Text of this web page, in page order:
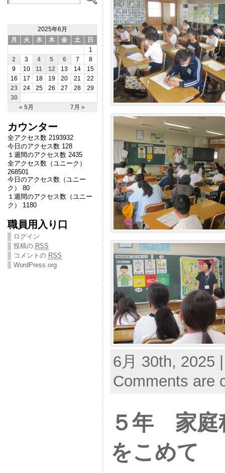
2025年6月
月
火 水 木 金 土 日
« 5月 7月 »
1
2
3 4 5 6 7
8
9
10 11 12 13 14
15
16
17 18 19 20 21
22
23
24 25 26 27 28
29
30
カウンター
全アクセス数 2193932
今日のアクセス数 128
１週間のアクセス数 2435
全アクセス数（ユニーク）
268501
今日のアクセス数（ユニー
ク） 80
１週間のアクセス数（ユニー
ク） 1180
職員用入り口
ログイン
投稿の RSS
コメントの RSS
WordPress.org
6月 30th, 2025
Comments are
５年 家
をこめて